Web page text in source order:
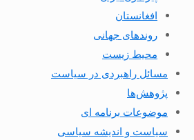
افغانستان
روندهای جهانی
محیط زیست
مسائل راهبردی در سیاست
پژوهش‌ها
موضوعات برنامه ای
سیاست و اندیشه سیاسی